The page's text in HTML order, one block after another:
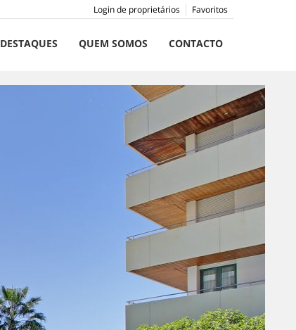
Favoritos
Login de proprietários
DESTAQUES QUEM SOMOS CONTACTO